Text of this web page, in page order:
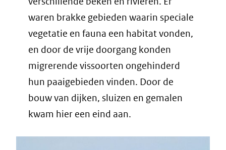
waren brakke gebieden waarin speciale
vegetatie en fauna een habitat vonden,
en door de vrije doorgang konden
migrerende vissoorten ongehinderd
hun paaigebieden vinden. Door de
bouw van dijken, sluizen en gemalen
kwam hier een eind aan.